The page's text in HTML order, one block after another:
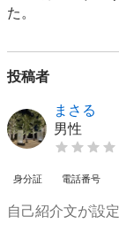
た。
投稿者
まさる
男性
身分証 電話番号
自己紹介文が設